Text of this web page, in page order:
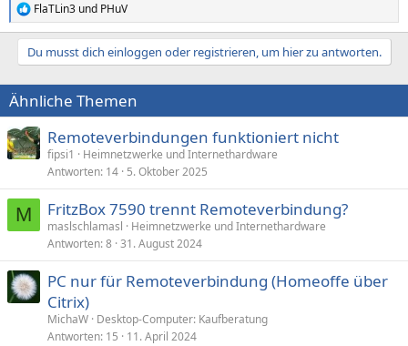
R
e
a
i
o
n
e
n
:
FlaTLin3 und PHuV
Du musst dich einloggen oder registrieren, um hier zu antworten.
Ähnliche Themen
Remoteverbindungen funktioniert nicht
fipsi1
Heimnetzwerke und Internethardware
Antworten 14 5. Oktober 2025
M FritzBox 7590 trennt Remoteverbindung?
maslschlamasl
Heimnetzwerke und Internethardware
Antworten 8 31. August 2024
PC nur für Remoteverbindung (Homeoffe über
Citrix)
MichaW Desktop-Computer: Kaufberatung
Antworten 15 11. April 2024